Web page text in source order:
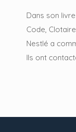
Dans son
Code,
Nestlé a
Ils ont